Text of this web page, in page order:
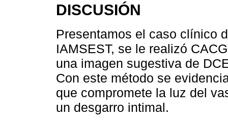
DISCUSIÓN
Presentamos el caso clínico
IAMSEST, se le realizó
una imagen sugestiva de
Con este método se
que compromete la luz del
un desgarro intimal.